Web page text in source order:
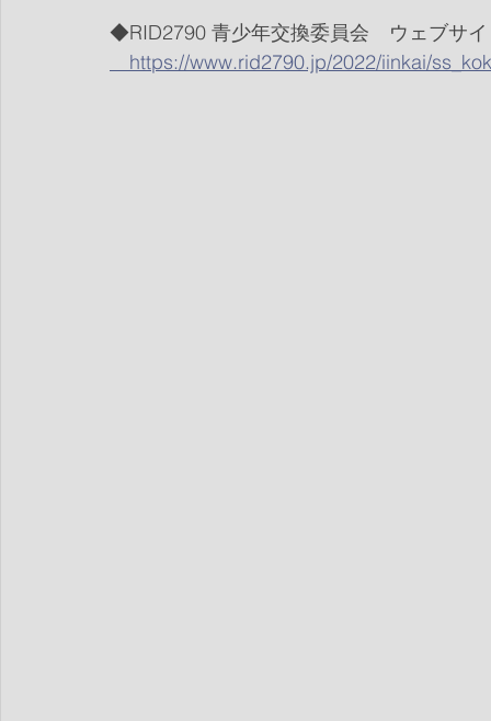
◆RID2790 青少年交換委員会　ウェブサ
https://www.rid2790.jp/2022/iinkai/